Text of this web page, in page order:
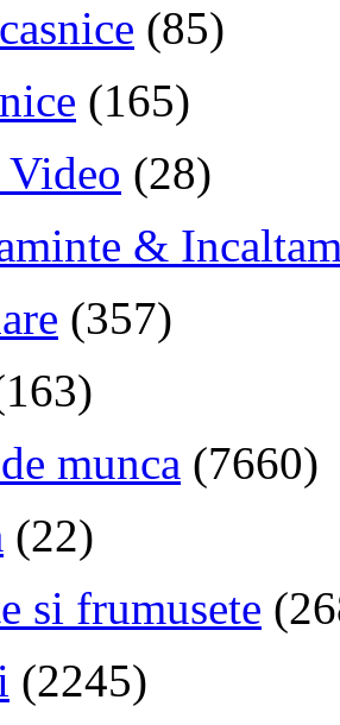
(85)
(165)
(28)
&
(357)
munca (7660)
(22)
si frumusete
(2245)